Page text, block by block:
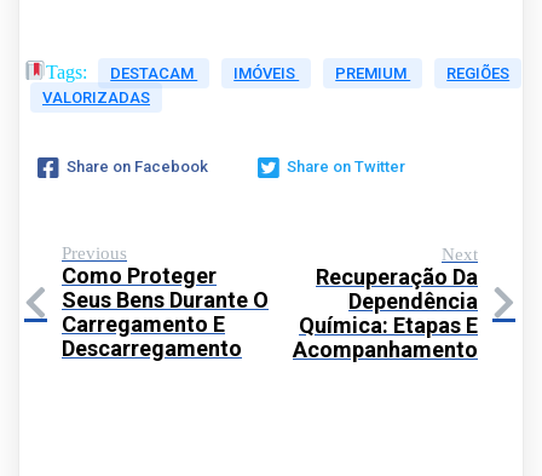
Tags: DESTACAM IMÓVEIS PREMIUM
REGIÕES
VALORIZADAS
Share on Facebook Share on Twitter
Previous
Como Proteger
Seus Bens Durante O
Carregamento E
Descarregamento
Next
Recuperação Da
Dependência
Química: Etapas E
Acompanhamento